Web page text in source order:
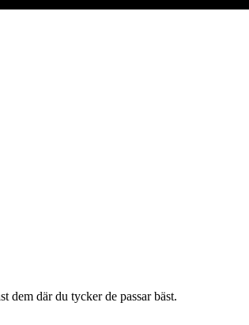
dem där du tycker de passar bäst.